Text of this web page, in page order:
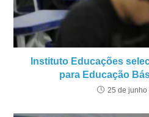
Instituto Educações
para Educação
25 de junho